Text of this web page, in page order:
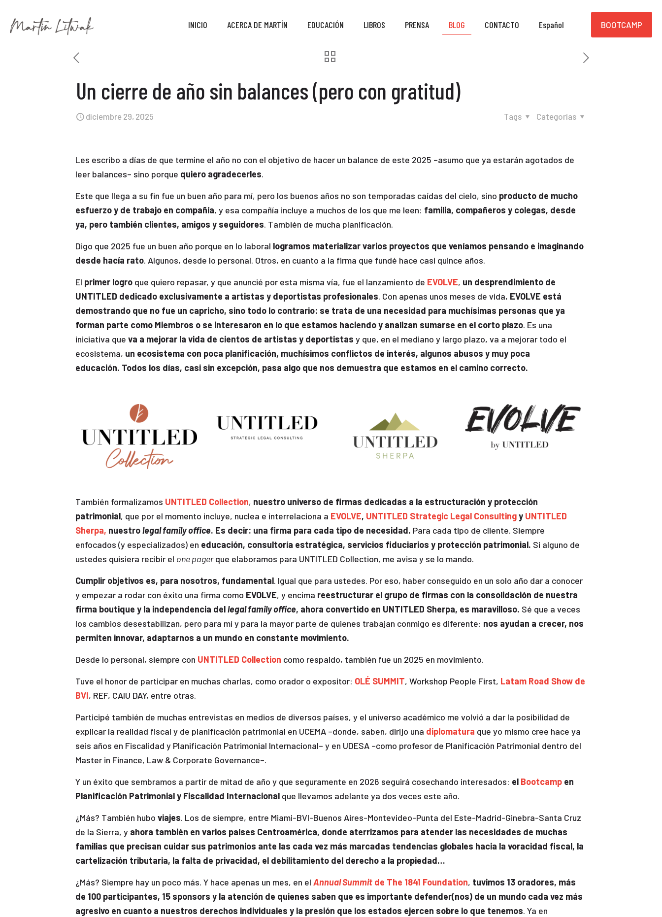
INICIO ACERCA DE MARTÍN EDUCACIÓN LIBROS PRENSA BLOG CONTACTO Español BOOTCAMP
Un cierre de año sin balances (pero con gratitud)
diciembre 29, 2025 Categorías
Tags
Les escribo a días de que termine el año no con el objetivo de hacer un balance de este 2025 –asumo que ya estarán agotados de
leer balances– sino porque quiero agradecerles.
Este que llega a su fin fue un buen año para mí, pero los buenos años no son temporadas caídas del cielo, sino producto de mucho
esfuerzo y de trabajo en compañía, y esa compañía incluye a muchos de los que me leen: familia, compañeros y colegas, desde
ya, pero también clientes, amigos y seguidores. También de mucha planificación.
Digo que 2025 fue un buen año porque en lo laboral logramos materializar varios proyectos que veníamos pensando e imaginando
desde hacía rato. Algunos, desde lo personal. Otros, en cuanto a la firma que fundé hace casi quince años.
El primer logroque quiero repasar, y que anuncié por esta misma vía, fue el lanzamiento de EVOLVE, un desprendimiento de
UNTITLED dedicado exclusivamente a artistas y deportistas profesionales. Con apenas unos meses de vida, EVOLVE está
demostrando que no fue un capricho, sino todo lo contrario: se trata de una necesidad para muchísimas personas que ya
forman parte como Miembros o se interesaron en lo que estamos haciendo y analizan sumarse en el corto plazo. Es una
iniciativa que va a mejorar la vida de cientos de artistas y deportistas y que, en el mediano y largo plazo, va a mejorar todo el
ecosistema, un ecosistema con poca planificación, muchísimos conflictos de interés, algunos abusos y muy poca
educación. Todos los días, casi sin excepción, pasa algo que nos demuestra que estamos en el camino correcto.
También formalizamos UNTITLED Collection, nuestro universo de firmas dedicadas a la estructuración y protección
patrimonial, que por el momento incluye, nuclea e interrelaciona a EVOLVE, UNTITLED Strategic Legal Consultingy UNTITLED
Sherpa, nuestrolegal family office. Es decir: una firma para cada tipo de necesidad. Para cada tipo de cliente. Siempre
enfocados (y especializados) en educación, consultoría estratégica, servicios fiduciarios y protección patrimonial. Si alguno de
ustedes quisiera recibir el one pagerque elaboramos para UNTITLED Collection, me avisa y se lo mando.
Cumplir objetivos es, para nosotros, fundamental. Igual que para ustedes. Por eso, haber conseguido en un solo año dar a conocer
y empezar a rodar con éxito una firma como EVOLVE, y encima reestructurar el grupo de firmas con la consolidación de nuestra
firma boutique y la independencia dellegal family office, ahora convertido en UNTITLED Sherpa, es maravilloso. Sé que a veces
los cambios desestabilizan, pero para mí y para la mayor parte de quienes trabajan conmigo es diferente: nos ayudan a crecer, nos
permiten innovar, adaptarnos a un mundo en constante movimiento.
Desde lo personal, siempre con UNTITLED Collection como respaldo, también fue un 2025 en movimiento.
Tuve el honor de participar en muchas charlas, como orador o expositor: OLÉ SUMMIT, Workshop People First, Latam Road Show de
BVI, REF, CAIU DAY, entre otras.
Participé también de muchas entrevistas en medios de diversos países, y el universo académico me volvió a dar la posibilidad de
explicar la realidad fiscal y de planificación patrimonial en UCEMA –donde, saben, dirijo una diplomatura que yo mismo cree hace ya
seis años en Fiscalidad y Planificación Patrimonial Internacional– y en UDESA –como profesor de Planificación Patrimonial dentro del
Master in Finance, Law & Corporate Governance–.
Y un éxito que sembramos a partir de mitad de año y que seguramente en 2026 seguirá cosechando interesados: el Bootcampen
Planificación Patrimonial y Fiscalidad Internacionalque llevamos adelante ya dos veces este año.
¿Más? También hubo viajes. Los de siempre, entre Miami-BVI-Buenos Aires-Montevideo-Punta del Este-Madrid-Ginebra-Santa Cruz
de la Sierra, yahora también en varios países Centroamérica, donde aterrizamos para atender las necesidades de muchas
familias que precisan cuidar sus patrimonios ante las cada vez más marcadas tendencias globales hacia la voracidad fiscal, la
cartelización tributaria, la falta de privacidad, el debilitamiento del derecho a la propiedad…
¿Más? Siempre hay un poco más. Y hace apenas un mes, en el Annual Summitde The 1841 Foundation, tuvimos 13 oradores, más
de 100 participantes, 15 sponsors y la atención de quienes saben que es importante defender(nos) de un mundo cada vez más
agresivo en cuanto a nuestros derechos individuales y la presión que los estados ejercen sobre lo que tenemos. Ya en